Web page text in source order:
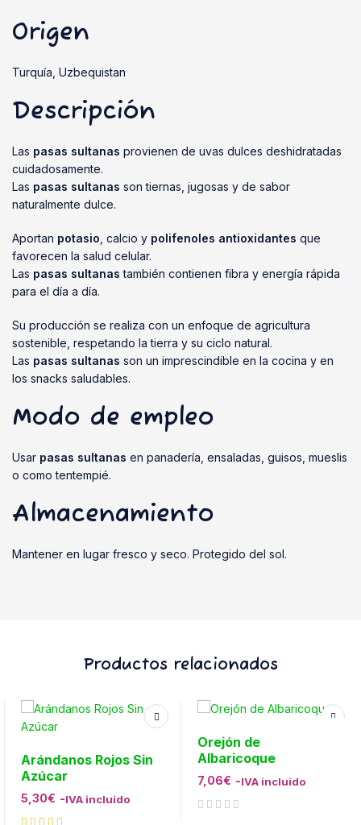
Origen
Turquía, Uzbequistan
Descripción
Las pasas sultanas provienen de uvas dulces deshidratadas
cuidadosamente.
Las pasas sultanas son tiernas, jugosas y de sabor
naturalmente dulce.
Aportan potasio , calcio y polifenoles antioxidantes que
favorecen la salud celular.
Las pasas sultanas también contienen fibra y energía rápida
para el día a día.
Su producción se realiza con un enfoque de agricultura
sostenible, respetando la tierra y su ciclo natural.
Las pasas sultanas son un imprescindible en la cocina y en
los snacks saludables.
Modo de empleo
Usar pasas sultanas en panadería, ensaladas, guisos, mueslis
o como tentempié.
Almacenamiento
Mantener en lugar fresco y seco. Protegido del sol.
Productos relacionados
Arándanos Rojos Sin
Azúcar
5,30€ -IVA incluido
Orejón de
Albaricoque
7,06€ -IVA incluido